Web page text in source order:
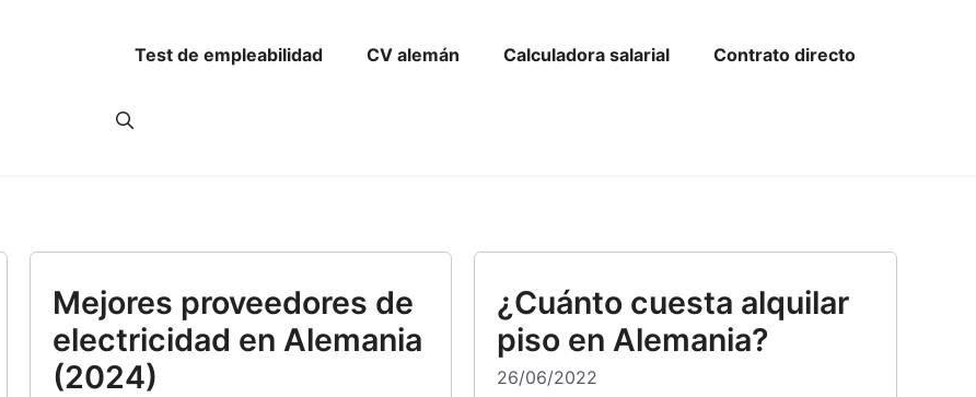
Test de empleabilidad CV alemán Calculadora salarial Contrato directo
Mejores proveedores de
electricidad en Alemania
(2024)
¿Cuánto cuesta alquilar
piso en Alemania?
26/06/2022